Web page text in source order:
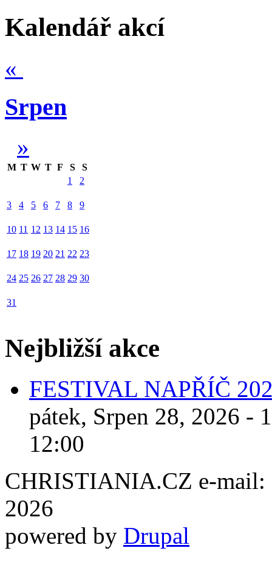
Kalendář akcí
«
Srpen
»
M T W T F S
S
1
2
3 4 5 6 7 8 9
10 11 12 13 14 15 16
17 18 19 20 21 22 23
24 25 26 27 28 29 30
31
Nejbližší akce
FESTIVAL NAPŘÍČ
pátek, Srpen 28, 2026 -
12:00
CHRISTIANIA.CZ e-mail:
2026
powered by Drupal